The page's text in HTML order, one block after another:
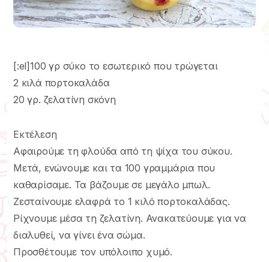
[:el]100 γρ σύκο το εσωτερικό που τρώγεται
2 κιλά πορτοκαλάδα
20 γρ. ζελατίνη σκόνη
Εκτέλεση
Αφαιρούμε τη φλούδα από τη ψίχα του σύκου.
Μετά, ενώνουμε και τα 100 γραμμάρια που
καθαρίσαμε. Τα βάζουμε σε μεγάλο μπωλ.
Ζεσταίνουμε ελαφρά το 1 κιλό πορτοκαλάδας.
Ρίχνουμε μέσα τη ζελατίνη. Ανακατεύουμε για να
διαλυθεί, να γίνει ένα σώμα.
Προσθέτουμε τον υπόλοιπο χυμό.